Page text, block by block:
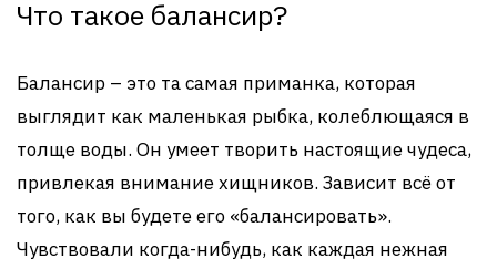
Что такое балансир?
Балансир – это та самая приманка, которая
выглядит как маленькая рыбка, колеблющаяся в
толще воды. Он умеет творить настоящие чудеса,
привлекая внимание хищников. Зависит всё от
того, как вы будете его «балансировать».
Чувствовали когда-нибудь, как каждая нежная